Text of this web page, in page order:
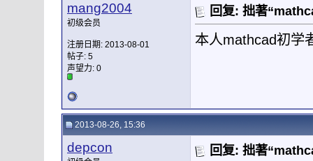
mang2004
初级会员
注册日期: 2013-08-01
帖子: 5
声望力: 0
回复: 拙著
本人mathcad初学
2013-08-26, 15:36
depcon 回复: 拙著